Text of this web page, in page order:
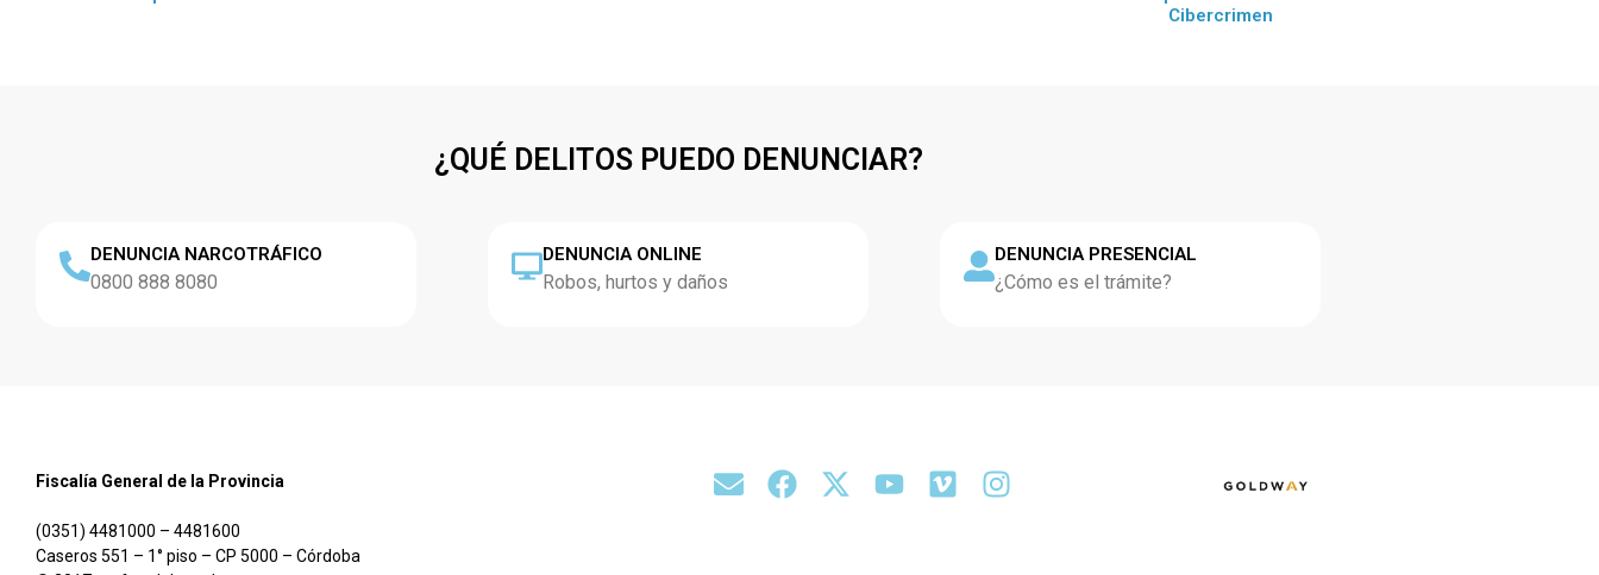
Cibercrimen
¿QUÉ DELITOS PUEDO DENUNCIAR?
DENUNCIA NARCOTRÁFICO
0800 888 8080
DENUNCIA ONLINE
Robos, hurtos y daños
DENUNCIA PRESENCIAL
¿Cómo es el trámite?
Fiscalía General de la Provincia
(0351) 4481000 – 4481600
Caseros 551 – 1° piso – CP 5000 – Córdoba